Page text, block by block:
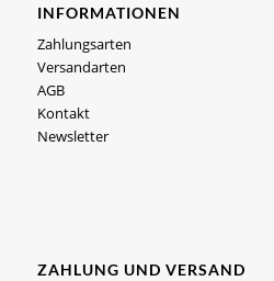
INFORMATIONEN
Zahlungsarten
Versandarten
AGB
Kontakt
Newsletter
ZAHLUNG UND VERSAND